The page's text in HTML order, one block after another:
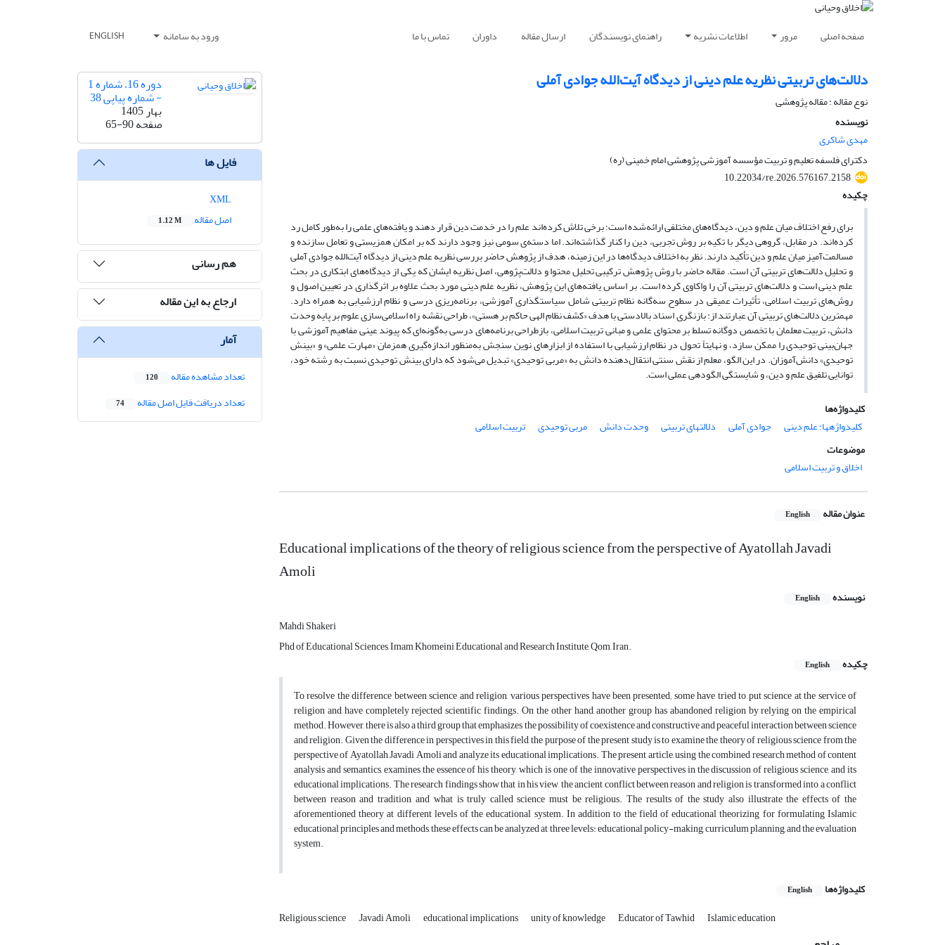
صفحه اصلی مرور اطلاعات نشریه راهنمای نویسندگان ارسال مقاله داوران تماس با ما ورود به سامانه ENGLISH
دلالت‌های تربیتی نظریه علم دینی از دیدگاه آیت‌الله جوادی آملی
نوع مقاله : مقاله پژوهشی
نویسنده
مهدی شاکری
دکترای فلسفه تعلیم و تربیت مؤسسه آموزشی پژوهشی امام خمینی (ره)
10.22034/re.2026.576167.2158
چکیده
برای رفع اختلاف میان علم و دین، دیدگاه‌های مختلفی ارائه‌شده است؛ برخی تلاش کرده‌اند علم را در خدمت دین قرار دهند و یافته‌های علمی را به‌طور کامل رد
کرده‌اند. در مقابل، گروهی دیگر با تکیه ‌بر روش تجربی، دین را کنار گذاشته‌اند. اما دسته‌ی سومی نیز وجود دارند که بر امکان همزیستی و تعامل سازنده و
مسالمت‌آمیز میان علم و دین تأکید دارند. نظر به اختلاف دیدگاهها در این زمینه، هدف از پژوهش حاضر بررسی نظریه علم دینی از دیدگاه آیت‌الله جوادی آملی
و تحلیل دلالتهای تربیتی آن است. مقاله حاضر با روش پژوهش ترکیبی تحلیل محتوا و دلالتپژوهی، اصل نظریه ایشان که یکی از دیدگاههای ابتکاری در بحث
علم دینی است و دلالتهای تربیتی آن را واکاوی کرده است. بر اساس یافتههای این پژوهش، نظریه علم دینی مورد بحث علاوه بر اثرگذاری در تعیین اصول و
روشهای تربیت اسلامی، تأثیرات عمیقی در سطوح سهگانه نظام تربیتی شامل سیاستگذاری آموزشی، برنامهریزی درسی و نظام ارزشیابی به همراه دارد.
مهمترین دلالتهای تربیتی آن عبارتند از: بازنگری اسناد بالادستی با هدف «کشف نظام الهی حاکم بر هستی»، طراحی نقشه راه اسلامیسازی علوم بر پایه وحدت
دانش، تربیت معلمان با تخصص دوگانه تسلط بر محتوای علمی و مبانی تربیت اسلامی، بازطراحی برنامههای درسی بهگونهای که پیوند عینی مفاهیم آموزشی با
جهانبینی توحیدی را ممکن سازد، و نهایتاً تحول در نظام ارزشیابی با استفاده از ابزارهای نوین سنجش بهمنظور اندازهگیری همزمان «مهارت علمی» و «بینش
توحیدی» دانشآموزان. در این الگو، معلم از نقش سنتی انتقالدهنده دانش به «مربی توحیدی» تبدیل میشود که دارای بینش توحیدی نسبت به رشته خود،
توانایی تلفیق علم و دین، و شایستگی الگودهی عملی است.
کلیدواژه‌ها
کلیدواژه‎ها: علم دینی
جوادی آملی دلالت‎های تربیتی وحدت دانش مربی توحیدی
تربیت اسلامی
موضوعات
اخلاق و تربیت اسلامی
عنوان مقاله English
Educational implications of the theory of religious science from the perspective of Ayatollah Javadi
Amoli
نویسنده English
Mahdi Shakeri
Phd of Educational Sciences, Imam Khomeini Educational and Research Institute, Qom, Iran.
چکیده
English
To resolve the difference between science and religion, various perspectives have been presented; some have tried to put science at the service of
religion and have completely rejected scientific findings. On the other hand, another group has abandoned religion by relying on the empirical
method. However, there is also a third group that emphasizes the possibility of coexistence and constructive and peaceful interaction between science
and religion. Given the difference in perspectives in this field, the purpose of the present study is to examine the theory of religious science from the
perspective of Ayatollah Javadi Amoli and analyze its educational implications. The present article, using the combined research method of content
analysis and semantics, examines the essence of his theory, which is one of the innovative perspectives in the discussion of religious science, and its
educational implications. The research findings show that in his view, the ancient conflict between reason and religion is transformed into a conflict
between reason and tradition, and what is truly called science must be religious. The results of the study also illustrate the effects of the
aforementioned theory at different levels of the educational system. In addition to the field of educational theorizing for formulating Islamic
educational principles and methods, these effects can be analyzed at three levels: educational policy-making, curriculum planning, and the evaluation
system.
کلیدواژه‌ها English
Religious science ,Javadi Amoli educational implications unity of knowledge Educator of Tawhid Islamic education
دوره 16، شماره 1
- شماره پیاپی 38
بهار 1405
صفحه65-90
فایل ها
اصل مقاله
1.12 M
هم رسانی
ارجاع به این مقاله
آمار
تعداد مشاهده مقاله 120
تعداد دریافت فایل اصل مقاله 74